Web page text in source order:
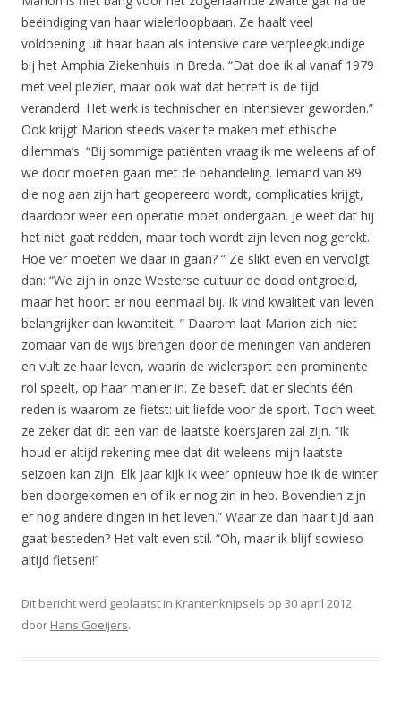
beëindiging van haar wielerloopbaan. Ze haalt veel
voldoening uit haar baan als intensive care verpleegkundige
bij het Amphia Ziekenhuis in Breda. “Dat doe ik al vanaf 1979
met veel plezier, maar ook wat dat betreft is de tijd
veranderd. Het werk is technischer en intensiever geworden.”
Ook krijgt Marion steeds vaker te maken met ethische
dilemma’s. “Bij sommige patiënten vraag ik me weleens af of
we door moeten gaan met de behandeling. Iemand van 89
die nog aan zijn hart geopereerd wordt, complicaties krijgt,
daardoor weer een operatie moet ondergaan. Je weet dat hij
het niet gaat redden, maar toch wordt zijn leven nog gerekt.
Hoe ver moeten we daar in gaan? ” Ze slikt even en vervolgt
dan: “We zijn in onze Westerse cultuur de dood ontgroeid,
maar het hoort er nou eenmaal bij. Ik vind kwaliteit van leven
belangrijker dan kwantiteit. ” Daarom laat Marion zich niet
zomaar van de wijs brengen door de meningen van anderen
en vult ze haar leven, waarin de wielersport een prominente
rol speelt, op haar manier in. Ze beseft dat er slechts één
reden is waarom ze fietst: uit liefde voor de sport. Toch weet
ze zeker dat dit een van de laatste koersjaren zal zijn. “Ik
houd er altijd rekening mee dat dit weleens mijn laatste
seizoen kan zijn. Elk jaar kijk ik weer opnieuw hoe ik de winter
ben doorgekomen en of ik er nog zin in heb. Bovendien zijn
er nog andere dingen in het leven.” Waar ze dan haar tijd aan
gaat besteden? Het valt even stil. “Oh, maar ik blijf sowieso
altijd fietsen!”
Dit bericht werd geplaatst in Krantenknipsels op 30 april 2012
door Hans Goeijers.